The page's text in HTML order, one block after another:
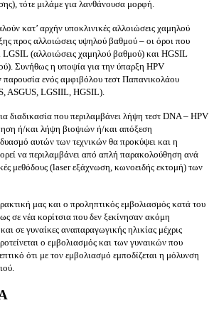
τότε μιλάμε για λανθάνουσα μορφή.
κατ’ αρχήν υποκλινικές αλλοιώσεις χαμηλού
προς αλλοιώσεις υψηλού βαθμού – οι όροι που
LGSIL (αλλοιώσεις χαμηλού βαθμού) και HGSIL
Συνήθως η υποψία για την ύπαρξη HPV
παρουσία ενός αμφιβόλου τεστ Παπανικολάου
ASGUS, LGSIIL, HGSIL).
διαδικασία που περιλαμβάνει λήψη τεστ DNA – HPV
ή/και λήψη βιοψιών ή/και απόξεση
αυτών των τεχνικών θα προκύψει και η
να περιλαμβάνει από απλή παρακολούθηση ανά
μεθόδους (laser εξάχνωση, κωνοειδής εκτομή) των
μας και ο προληπτικός εμβολιασμός κατά του
σε νέα κορίτσια που δεν ξεκίνησαν ακόμη
σε γυναίκες αναπαραγωγικής ηλικίας μέχρις
ο εμβολιασμός και των γυναικών που
ότι με τον εμβολιασμό εμποδίζεται η μόλυνση